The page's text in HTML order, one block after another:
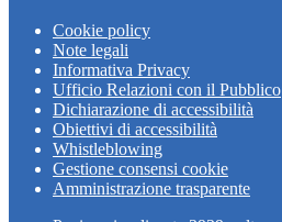
Cookie policy
Note legali
Informativa Privacy
Ufficio Relazioni con il Pubblico
Dichiarazione di accessibilità
Obiettivi di accessibilità
Whistleblowing
Gestione consensi cookie
Amministrazione trasparente